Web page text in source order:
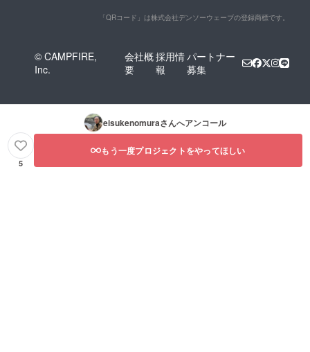
「QRコード」は株式会社デンソーウェーブの登録商標です。
© CAMPFIRE,
Inc.
会社概
要
採用情
報
パートナー
募集
eisukenomuraさんへアンコール
5
もう一度プロジェクトをやってほしい